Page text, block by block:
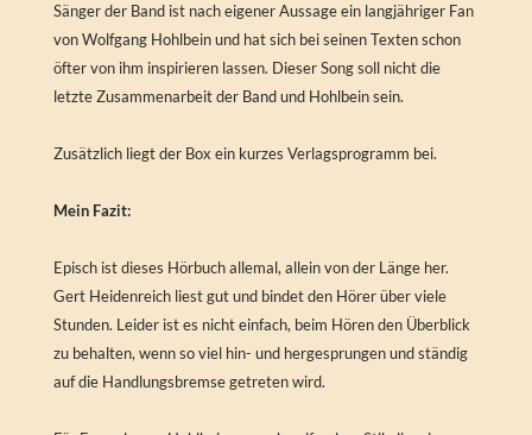
Sänger der Band ist nach eigener Aussage ein langjähriger Fan
von Wolfgang Hohlbein und hat sich bei seinen Texten schon
öfter von ihm inspirieren lassen. Dieser Song soll nicht die
letzte Zusammenarbeit der Band und Hohlbein sein.
Zusätzlich liegt der Box ein kurzes Verlagsprogramm bei.
Mein Fazit:
Episch ist dieses Hörbuch allemal, allein von der Länge her.
Gert Heidenreich liest gut und bindet den Hörer über viele
Stunden. Leider ist es nicht einfach, beim Hören den Überblick
zu behalten, wenn so viel hin- und hergesprungen und ständig
auf die Handlungsbremse getreten wird.